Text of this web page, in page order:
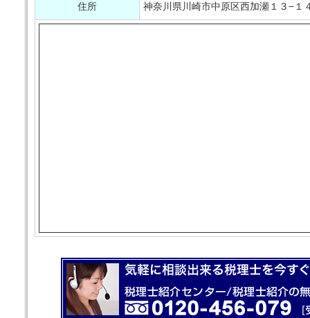
住所 神奈川県川崎市中原区西加瀬１３−１